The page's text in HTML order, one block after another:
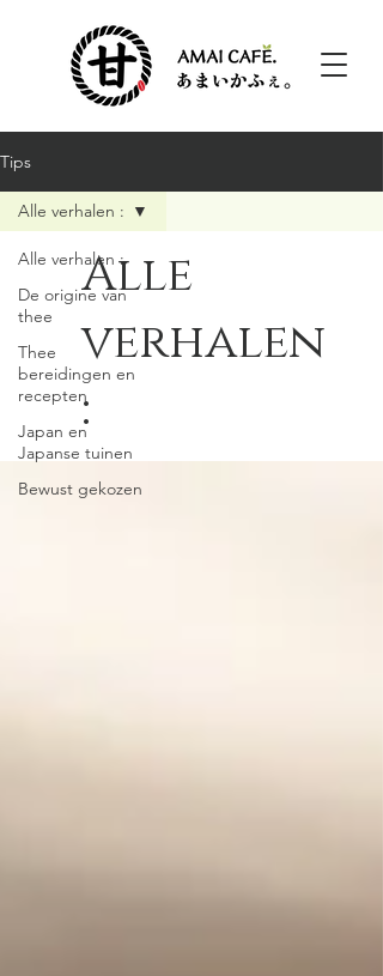
Tips
Alle verhalen :
De origine van
thee
Thee
bereidingen en
recepten
Japan en
Japanse tuinen
Bewust gekozen
Alle verhalen :
Alle
verhalen
: